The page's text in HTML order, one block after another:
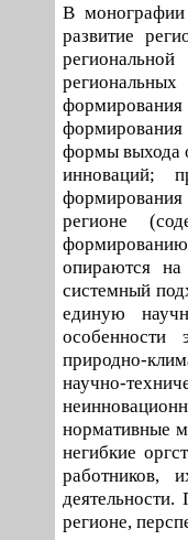
В монографии
развитие
формирования
формы выхода
инноваций;
формирования
регионе
опираются
системный
единую
природно-
научно-
нормативные
негибкие
работников,
регионе,